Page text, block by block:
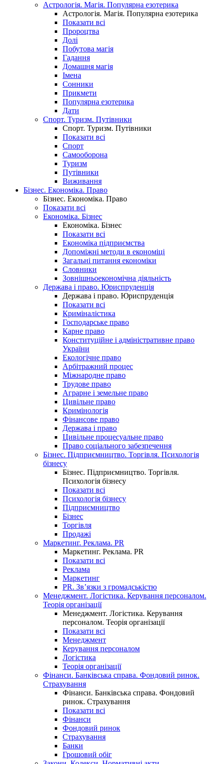
Астрологія. Магія. Популярна езотерика
Астрологія. Магія. Популярна езотерика
Показати всі
Пророцтва
Долі
Побутова магія
Гадання
Домашня магія
Імена
Сонники
Прикмети
Популярна езотерика
Дати
Спорт. Туризм. Путівники
Спорт. Туризм. Путівники
Показати всі
Спорт
Самооборона
Туризм
Путівники
Виживання
Бізнес. Економіка. Право
Бізнес. Економіка. Право
Показати всі
Економіка. Бізнес
Економіка. Бізнес
Показати всі
Економіка підприємства
Допоміжні методи в економіці
Загальні питання економіки
Словники
Зовнішньоекономічна діяльність
Держава і право. Юриспруденція
Держава і право. Юриспруденція
Показати всі
Криміналістика
Господарське право
Карне право
Конституційне і адміністративне право
України
Екологічне право
Арбітражний процес
Міжнародне право
Трудове право
Аграрне і земельне право
Цивільне право
Кримінологія
Фінансове право
Держава і право
Цивільне процесуальне право
Право соціального забезпечення
Бізнес. Підприємництво. Торгівля. Психологія
бізнесу
Бізнес. Підприємництво. Торгівля.
Психологія бізнесу
Показати всі
Психологія бізнесу
Підприємництво
Бізнес
Торгівля
Продажі
Маркетинг. Реклама. PR
Маркетинг. Реклама. PR
Показати всі
Реклама
Маркетинг
PR. Зв’язки з громадськістю
Менеджмент. Логістика. Керування персоналом.
Теорія організації
Менеджмент. Логістика. Керування
персоналом. Теорія організації
Показати всі
Менеджмент
Керування персоналом
Логістика
Теорія організації
Фінанси. Банківська справа. Фондовий ринок.
Страхування
Фінанси. Банківська справа. Фондовий
ринок. Страхування
Показати всі
Фінанси
Фондовий ринок
Страхування
Банки
Грошовий обіг